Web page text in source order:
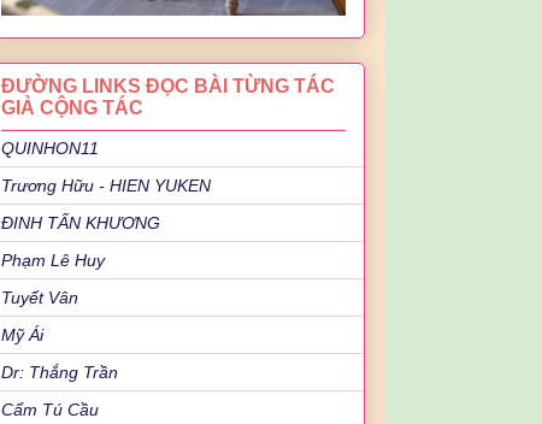
ĐƯỜNG LINKS ĐỌC BÀI TỪNG TÁC
GIẢ CỘNG TÁC
QUINHON11
Trương Hữu - HIEN YUKEN
ĐINH TẤN KHƯƠNG
Phạm Lê Huy
Tuyết Vân
Mỹ Ái
Dr: Thắng Trần
Cẩm Tú Cầu